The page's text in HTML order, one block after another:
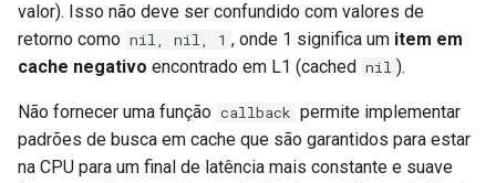
valor). Isso não deve ser confundido com valores de
retorno como nil, nil, 1 , onde 1 significa um item em
cache negativo encontrado em L1 (cached nil ).
Não fornecer uma função callback permite implementar
padrões de busca em cache que são garantidos para estar
na CPU para um final de latência mais constante e suave